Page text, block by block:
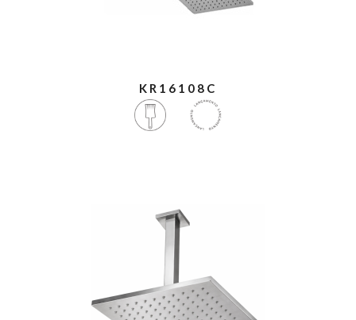
KR16108C